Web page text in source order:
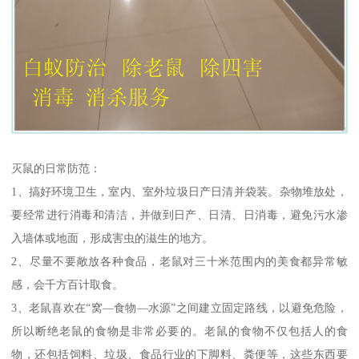
灭鼠的日常防范：
1、搞好环境卫生，室内、室外垃圾日产日清并袋装。杂物堆放处，
要经常进行消毒和清洁，并做到日产、日清、日消毒，避免污水渗
入墙体或地面，形成害虫的滋生的地方。
2、尽量不要敞放各种食品，老鼠对三十米范围内的美食都异常敏
感，会千方百计取食。
3、老鼠喜欢在“窝—食物—水源”之间建立固定路线，以避免危险，
所以断绝老鼠的食物是非常必要的。老鼠的食物不仅包括人的食
物，还包括饲料、垃圾、食品行业的下脚料、粪便等，这些东西要